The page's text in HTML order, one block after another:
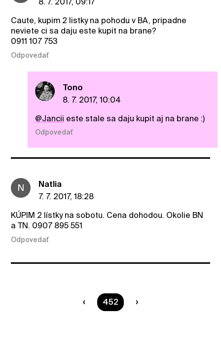
Caute, kupim 2 listky na pohodu v BA, pripadne
neviete ci sa daju este kupit na brane?
0911 107 753
Odpovedať
Tono
8. 7. 2017, 10:04
@Jancii este stale sa daju kupit aj na brane :)
Odpovedať
N
Natlia
7. 7. 2017, 18:28
KÚPIM 2 lístky na sobotu. Cena dohodou. Okolie BN
a TN. 0907 895 551
Odpovedať
Ste na strane
452